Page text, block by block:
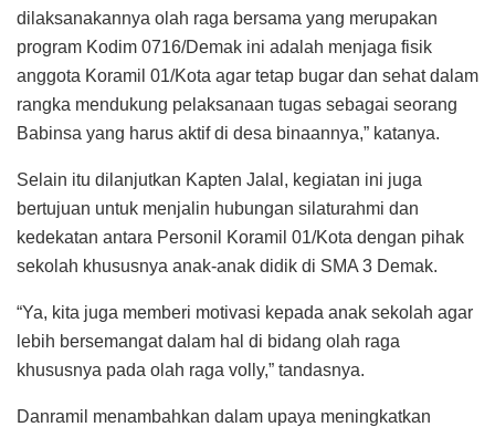
dilaksanakannya olah raga bersama yang merupakan
program Kodim 0716/Demak ini adalah menjaga fisik
anggota Koramil 01/Kota agar tetap bugar dan sehat dalam
rangka mendukung pelaksanaan tugas sebagai seorang
Babinsa yang harus aktif di desa binaannya,” katanya.
Selain itu dilanjutkan Kapten Jalal, kegiatan ini juga
bertujuan untuk menjalin hubungan silaturahmi dan
kedekatan antara Personil Koramil 01/Kota dengan pihak
sekolah khususnya anak-anak didik di SMA 3 Demak.
“Ya, kita juga memberi motivasi kepada anak sekolah agar
lebih bersemangat dalam hal di bidang olah raga
khususnya pada olah raga volly,” tandasnya.
Danramil menambahkan dalam upaya meningkatkan